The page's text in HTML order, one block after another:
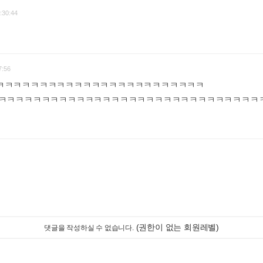
ㅋㅋㅋㅋㅋㅋㅋㅋㅋㅋㅋㅋㅋㅋㅋㅋㅋㅋㅋㅋㅋㅋㅋ
ㅋㅋㅋㅋㅋㅋㅋㅋㅋㅋㅋㅋㅋㅋㅋㅋㅋㅋㅋㅋㅋㅋㅋㅋㅋㅋㅋㅋㅋ
댓글을 작성하실 수 없습니다. (권한이 없는 회원레벨)